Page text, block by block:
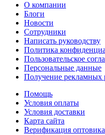
О компании
Блоги
Новости
Сотрудники
Написать руководству
Политика
Пользовательское
Персональные данные
Получение рекламных
Помощь
Условия оплаты
Условия доставки
Карта сайта
Верификация оптовика